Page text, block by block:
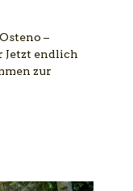
–
Jetzt endlich
zur